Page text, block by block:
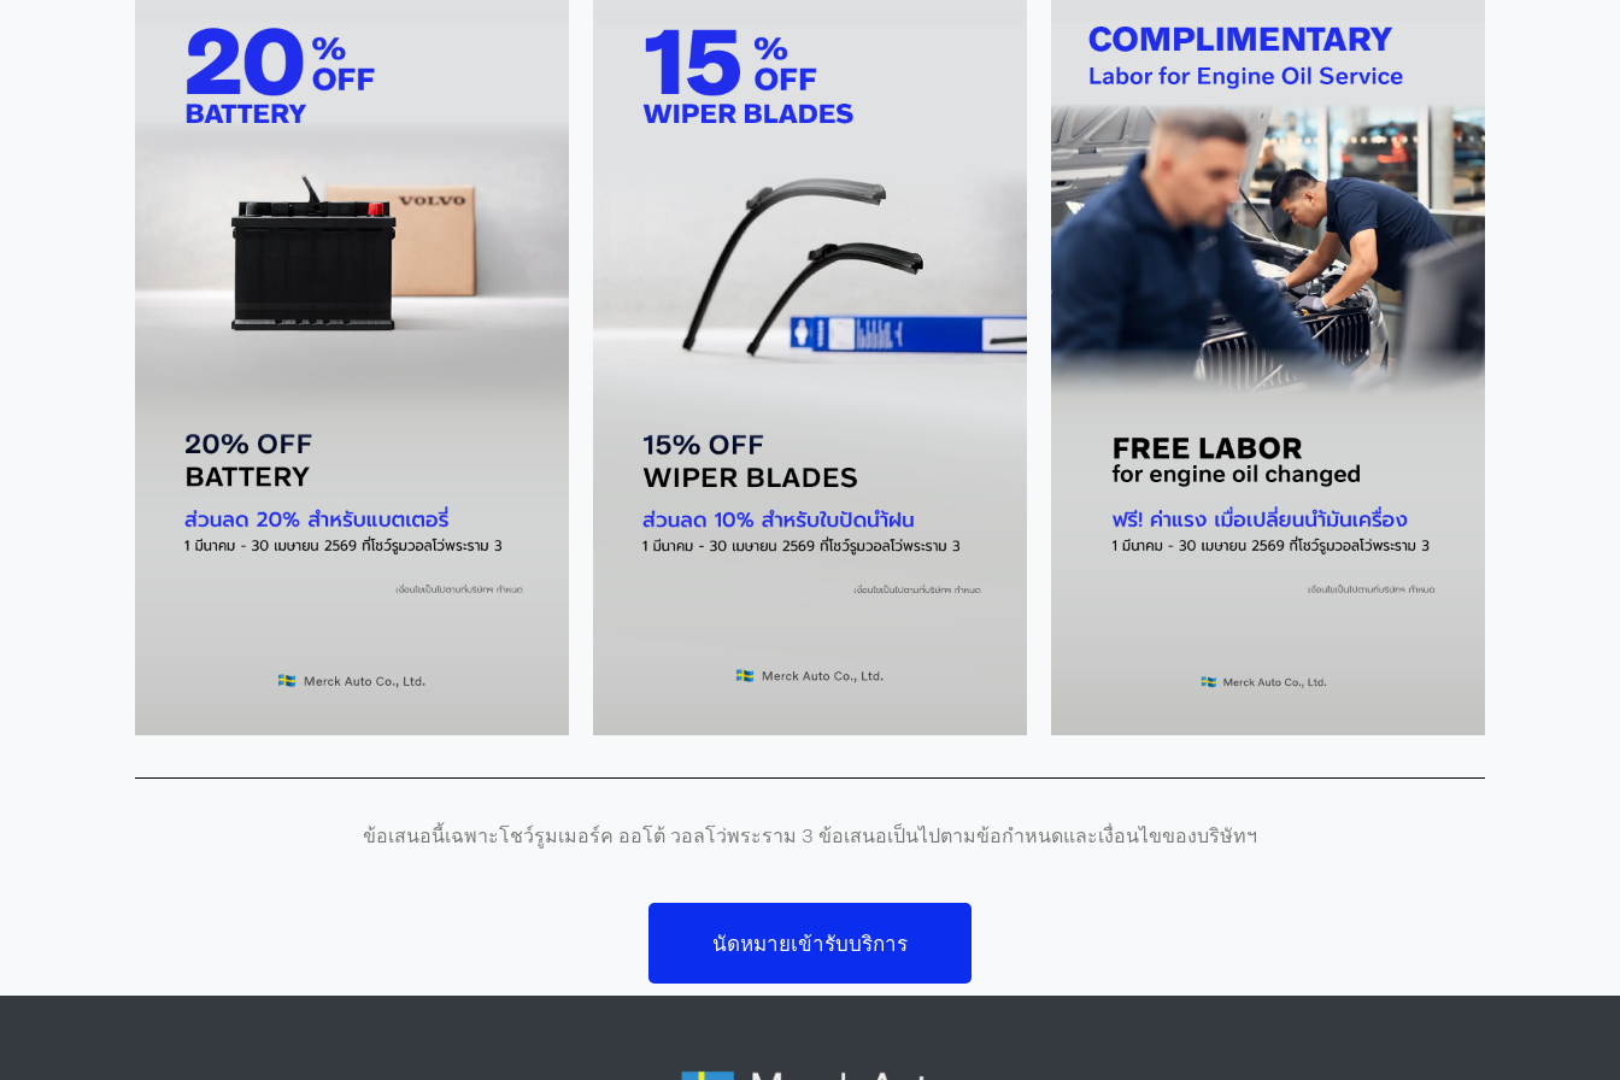
ข้อเสนอนี้เฉพาะโชว์รูมเมอร์ค ออโต้ วอลโว่พระราม 3 ข้อเสนอเป็นไปตามข้อกำหนดและเงื่อนไขของบริษัทฯ
นัดหมายเข้ารับบริการ